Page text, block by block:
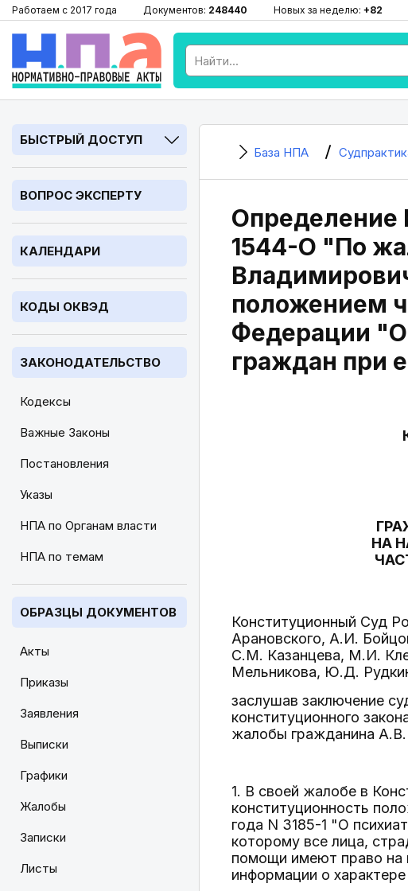
Работаем с 2017 года Документов: 248440 Новых за неделю: +82
БЫСТРЫЙ ДОСТУП
ВОПРОС ЭКСПЕРТУ
КАЛЕНДАРИ
КОДЫ ОКВЭД
ЗАКОНОДАТЕЛЬСТВО
Кодексы
Важные Законы
Постановления
Указы
НПА по Органам власти
НПА по темам
ОБРАЗЦЫ ДОКУМЕНТОВ
Акты
Приказы
Заявления
Выписки
Графики
Жалобы
Записки
Листы
База НПА
Определение
1544-О "По
положением
Федерации "О
граждан при
НА
Конституционный Суд
Арановского, А.И.
С.М. Казанцева, М.И.
Мельникова, Ю.Д.
заслушав заключение
конституционного
жалобы гражданина
1. В своей жалобе в
конституционность
года N 3185-1 "О
которому все лица,
помощи имеют право на
информации о